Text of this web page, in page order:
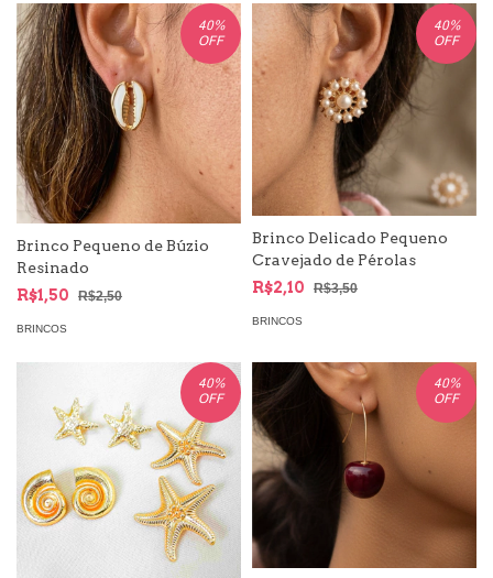
40%
OFF
Brinco Pequeno de Búzio
Resinado
R$1,50
R$2,50
BRINCOS
40%
OFF
Brinco Delicado Pequeno
Cravejado de Pérolas
R$2,10
R$3,50
BRINCOS
40%
OFF
40%
OFF